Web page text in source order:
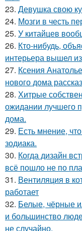
23. Девушка свою
24. Мозги в честь
25. У китайцев
26. Кто-нибудь,
интерьера вышел
27. Ксения
нового дома
28. Хитрые
ожидании лучшего
дома.
29. Есть мнение,
зодиака.
30. Когда дизайн
всё пошло не по
31. Вентиляция в
работает
32. Белые, чёрные
и большинство
не случайно.